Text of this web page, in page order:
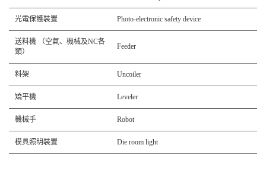
光電保護裝置 Photo-electronic safety device
送料機 （空氣、機械及NC各
類）
Feeder
料架 Uncoiler
矯平機 Leveler
機械手 Robot
模具照明裝置 Die room light